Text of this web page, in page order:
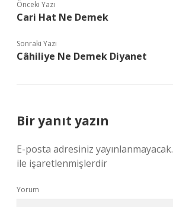
Önceki Yazı
Cari Hat Ne Demek
Sonraki Yazı
Câhiliye Ne Demek Diyanet
Bir yanıt yazın
E-posta adresiniz yayınlanmayacak.
ile işaretlenmişlerdir
Yorum